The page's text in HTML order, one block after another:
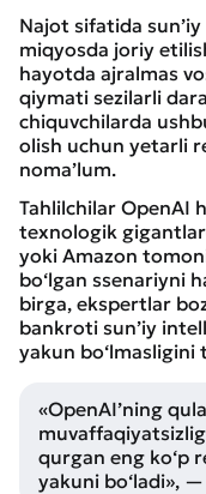
Najot sifatida
miqyosda joriy
hayotda ajralmas
qiymati sezilarli
chiquvchilarda
olish uchun yetarli
noma’lum.
Tahlilchilar OpenAI
texnologik
yoki Amazon
bo‘lgan ssenariyni
birga, ekspertlar
bankroti sun’iy
yakun bo‘lmasligini
«OpenAI’ning
qurgan eng ko‘p
yakuni bo‘ladi»,